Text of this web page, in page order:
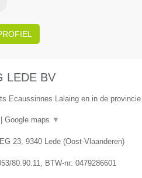
LEDE BV
Ecaussinnes Lalaing en in de provincie
Google maps ▼
23, 9340 Lede(Oost-Vlaanderen)
80.90.11, BTW-nr: 0479286601